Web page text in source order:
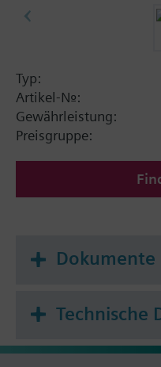
Eine externen
Typ:
Artikel-Nr.:
Gewährleistung:
Preisgruppe:
Dokumente
Technische